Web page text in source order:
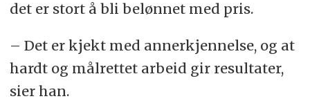
det er stort å bli belønnet med pris.
– Det er kjekt med annerkjennelse, og at
hardt og målrettet arbeid gir resultater,
sier han.